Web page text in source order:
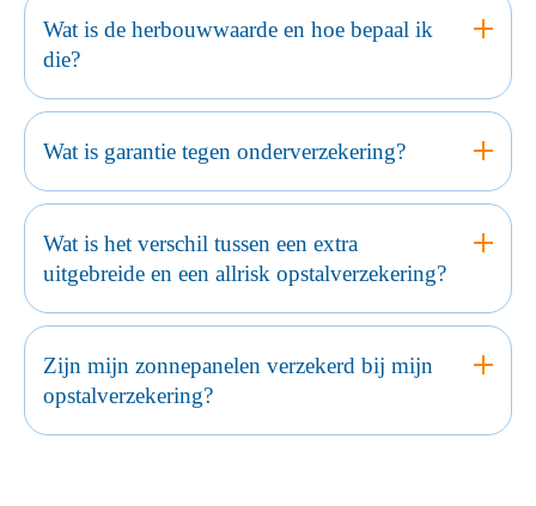
Wat is de herbouwwaarde en hoe bepaal ik
die?
Wat is garantie tegen onderverzekering?
Wat is het verschil tussen een extra
uitgebreide en een allrisk opstalverzekering?
Zijn mijn zonnepanelen verzekerd bij mijn
opstalverzekering?